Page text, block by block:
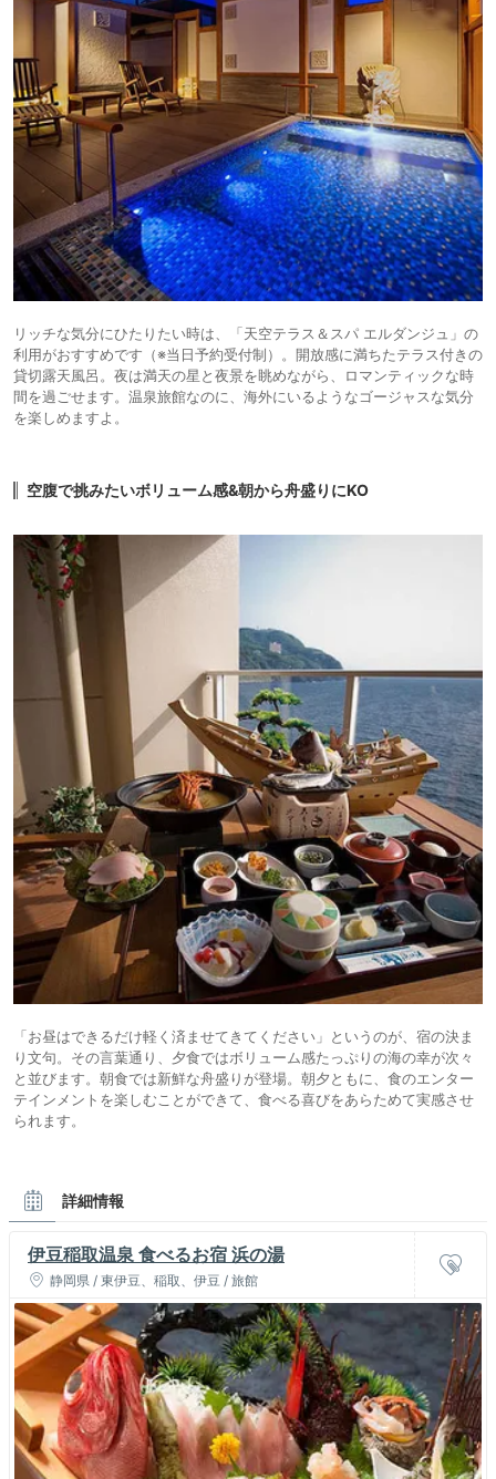
リッチな気分にひたりたい時は、「天空テラス＆スパ エルダンジュ」の
利用がおすすめです（※当日予約受付制）。開放感に満ちたテラス付きの
貸切露天風呂。夜は満天の星と夜景を眺めながら、ロマンティックな時
間を過ごせます。温泉旅館なのに、海外にいるようなゴージャスな気分
を楽しめますよ。
空腹で挑みたいボリューム感&朝から舟盛りにKO
「お昼はできるだけ軽く済ませてきてください」というのが、宿の決ま
り文句。その言葉通り、夕食ではボリューム感たっぷりの海の幸が次々
と並びます。朝食では新鮮な舟盛りが登場。朝夕ともに、食のエンター
テインメントを楽しむことができて、食べる喜びをあらためて実感させ
られます。
詳細情報
伊豆稲取温泉 食べるお宿 浜の湯
静岡県 / 東伊豆、稲取、伊豆 / 旅館